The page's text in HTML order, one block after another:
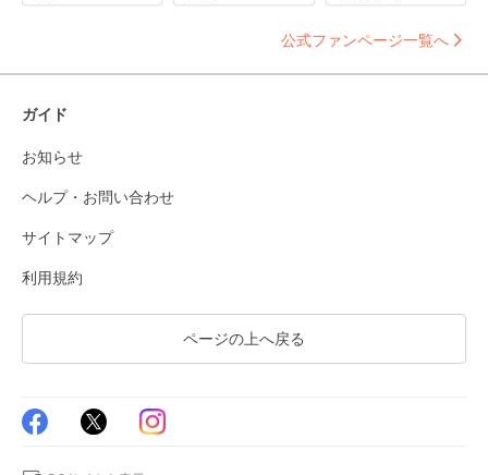
公式ファンページ一覧へ
ガイド
お知らせ
ヘルプ・お問い合わせ
サイトマップ
利用規約
ページの上へ戻る